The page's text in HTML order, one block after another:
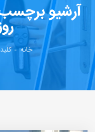
آرشیو
خانه